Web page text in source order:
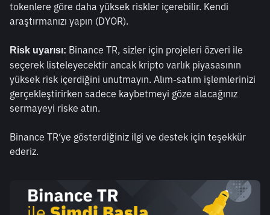
tokenlere göre daha yüksek riskler içerebilir. Kendi
araştırmanızı yapın (DYOR).
Risk uyarısı: Binance TR, sizler için projeleri özveri ile
seçerek listeleyecektir ancak kripto varlık piyasasının
yüksek risk içerdiğini unutmayın. Alım-satım işlemlerinizi
gerçekleştirirken sadece kaybetmeyi göze alacağınız
sermayeyi riske atın.
Binance TR‘ye gösterdiğiniz ilgi ve destek için teşekkür
ederiz.